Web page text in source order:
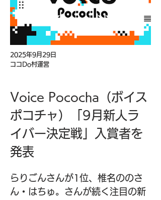
2025年9月29日
ココDo村運営
Voice Pococha（ボイス
ポコチャ）「9月新人ラ
イバー決定戦」入賞者を
発表
らりごんさんが1位、椎名ののさ
ん・はちゅ。さんが続く注目の新